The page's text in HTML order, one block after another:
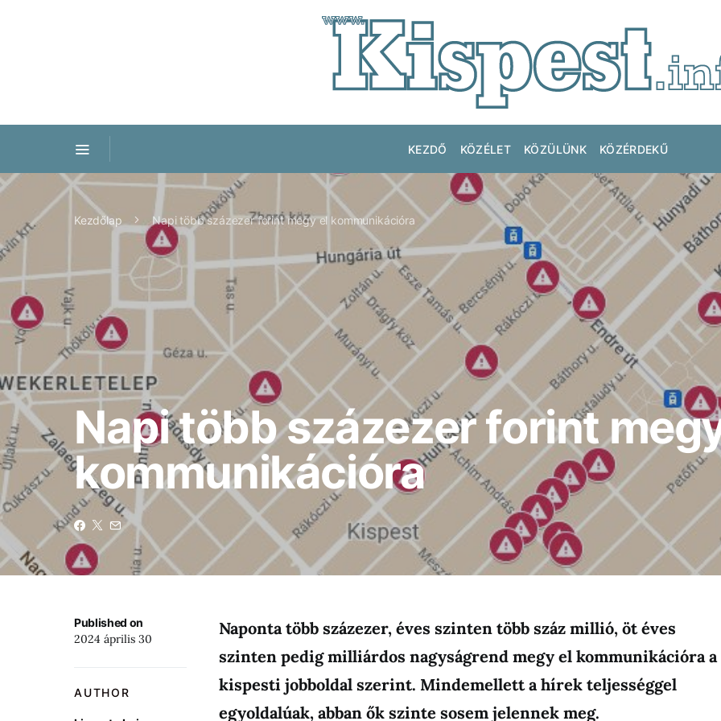
KEZDŐ KÖZÉLET KÖZÜLÜNK KÖZÉRDEKŰ
Kezdőlap Napi több százezer forint megy el kommunikációra
Napi több százezer forint
kommunikációra
Published on
2024 április 30
AUTHOR
Naponta több százezer, éves szinten több száz millió, öt éves
szinten pedig milliárdos nagyságrend megy el kommunikációra a
kispesti jobboldal szerint. Mindemellett a hírek teljességgel
egyoldalúak, abban ők szinte sosem jelennek meg.